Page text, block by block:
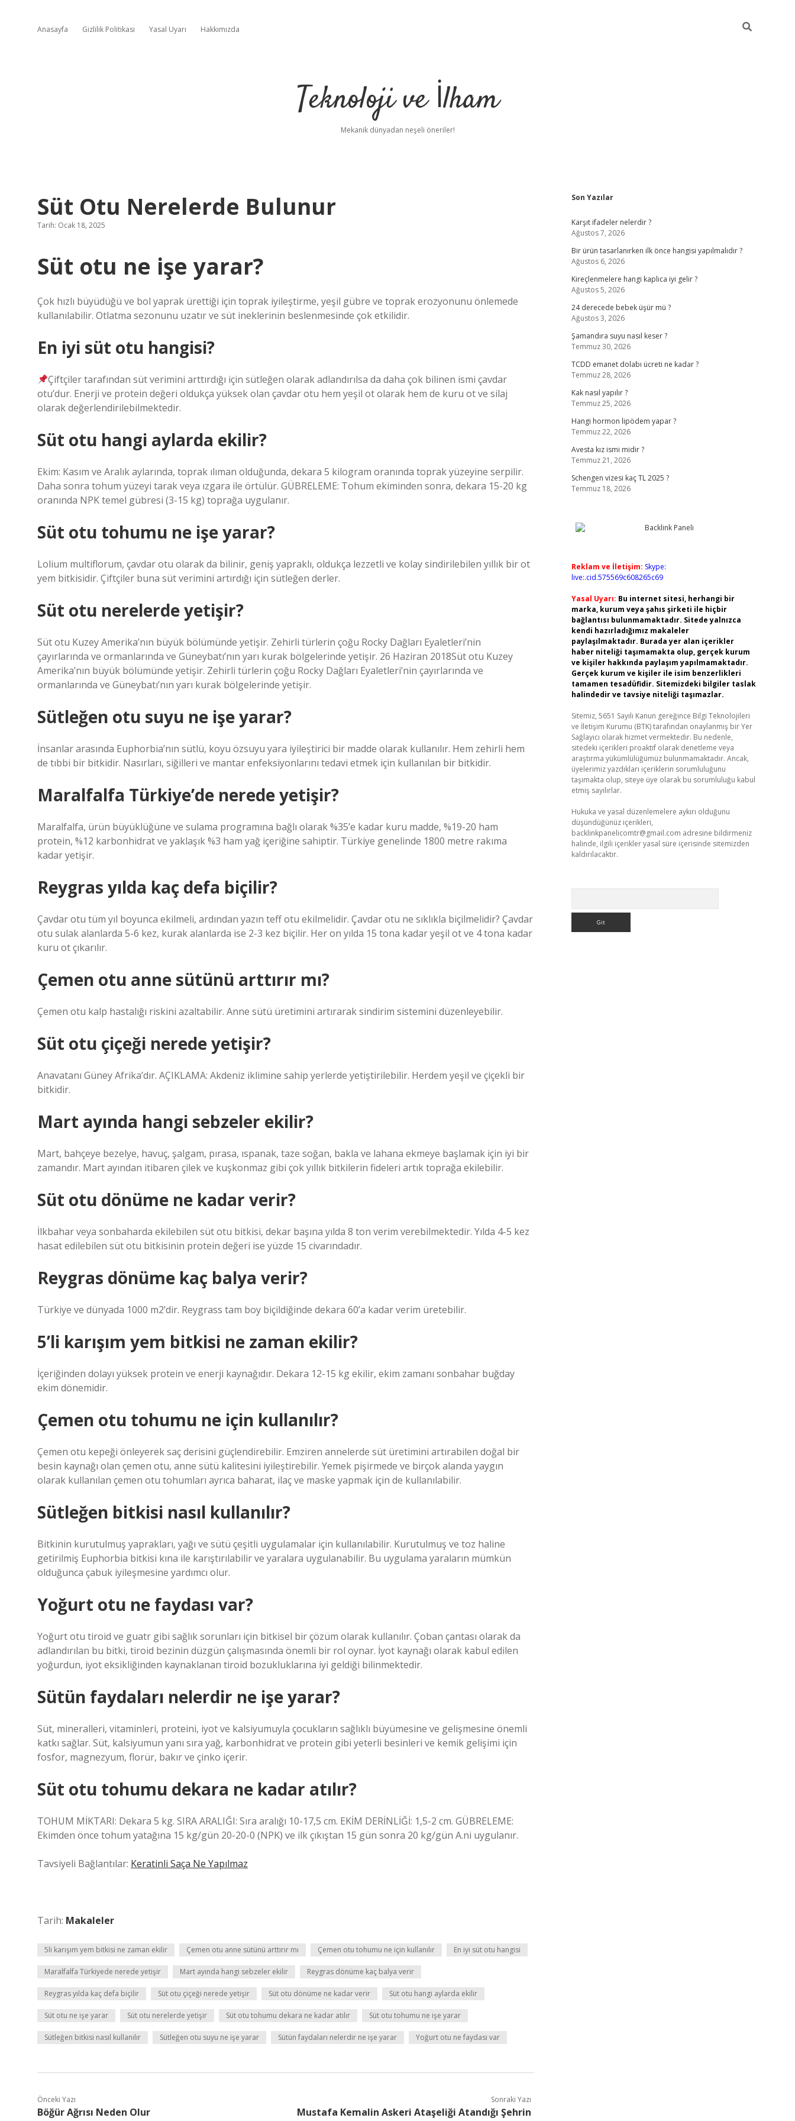
Anasayfa Gizlilik Politikası Yasal Uyarı Hakkımızda
Teknoloji ve İlham
Mekanik dünyadan neşeli öneriler!
Süt Otu Nerelerde Bulunur
Tarih: Ocak 18, 2025
Süt otu ne işe yarar?
Çok hızlı büyüdüğü ve bol yaprak ürettiği için toprak iyileştirme, yeşil gübre ve toprak erozyonunu önlemede
kullanılabilir. Otlatma sezonunu uzatır ve süt ineklerinin beslenmesinde çok etkilidir.
En iyi süt otu hangisi?
Çiftçiler tarafından süt verimini arttırdığı için sütleğen olarak adlandırılsa da daha çok bilinen ismi çavdar
otu’dur. Enerji ve protein değeri oldukça yüksek olan çavdar otu hem yeşil ot olarak hem de kuru ot ve silaj
olarak değerlendirilebilmektedir.
Süt otu hangi aylarda ekilir?
Ekim: Kasım ve Aralık aylarında, toprak ılıman olduğunda, dekara 5 kilogram oranında toprak yüzeyine serpilir.
Daha sonra tohum yüzeyi tarak veya ızgara ile örtülür. GÜBRELEME: Tohum ekiminden sonra, dekara 15-20 kg
oranında NPK temel gübresi (3-15 kg) toprağa uygulanır.
Süt otu tohumu ne işe yarar?
Lolium multiflorum, çavdar otu olarak da bilinir, geniş yapraklı, oldukça lezzetli ve kolay sindirilebilen yıllık bir ot
yem bitkisidir. Çiftçiler buna süt verimini artırdığı için sütleğen derler.
Süt otu nerelerde yetişir?
Süt otu Kuzey Amerika’nın büyük bölümünde yetişir. Zehirli türlerin çoğu Rocky Dağları Eyaletleri’nin
çayırlarında ve ormanlarında ve Güneybatı’nın yarı kurak bölgelerinde yetişir. 26 Haziran 2018Süt otu Kuzey
Amerika’nın büyük bölümünde yetişir. Zehirli türlerin çoğu Rocky Dağları Eyaletleri’nin çayırlarında ve
ormanlarında ve Güneybatı’nın yarı kurak bölgelerinde yetişir.
Sütleğen otu suyu ne işe yarar?
İnsanlar arasında Euphorbia’nın sütlü, koyu özsuyu yara iyileştirici bir madde olarak kullanılır. Hem zehirli hem
de tıbbi bir bitkidir. Nasırları, siğilleri ve mantar enfeksiyonlarını tedavi etmek için kullanılan bir bitkidir.
Maralfalfa Türkiye’de nerede yetişir?
Maralfalfa, ürün büyüklüğüne ve sulama programına bağlı olarak %35’e kadar kuru madde, %19-20 ham
protein, %12 karbonhidrat ve yaklaşık %3 ham yağ içeriğine sahiptir. Türkiye genelinde 1800 metre rakıma
kadar yetişir.
Reygras yılda kaç defa biçilir?
Çavdar otu tüm yıl boyunca ekilmeli, ardından yazın teff otu ekilmelidir. Çavdar otu ne sıklıkla biçilmelidir? Çavdar
otu sulak alanlarda 5-6 kez, kurak alanlarda ise 2-3 kez biçilir. Her on yılda 15 tona kadar yeşil ot ve 4 tona kadar
kuru ot çıkarılır.
Çemen otu anne sütünü arttırır mı?
Çemen otu kalp hastalığı riskini azaltabilir. Anne sütü üretimini artırarak sindirim sistemini düzenleyebilir.
Süt otu çiçeği nerede yetişir?
Anavatanı Güney Afrika’dır. AÇIKLAMA: Akdeniz iklimine sahip yerlerde yetiştirilebilir. Herdem yeşil ve çiçekli bir
bitkidir.
Mart ayında hangi sebzeler ekilir?
Mart, bahçeye bezelye, havuç, şalgam, pırasa, ıspanak, taze soğan, bakla ve lahana ekmeye başlamak için iyi bir
zamandır. Mart ayından itibaren çilek ve kuşkonmaz gibi çok yıllık bitkilerin fideleri artık toprağa ekilebilir.
Süt otu dönüme ne kadar verir?
İlkbahar veya sonbaharda ekilebilen süt otu bitkisi, dekar başına yılda 8 ton verim verebilmektedir. Yılda 4-5 kez
hasat edilebilen süt otu bitkisinin protein değeri ise yüzde 15 civarındadır.
Reygras dönüme kaç balya verir?
Türkiye ve dünyada 1000 m2’dir. Reygrass tam boy biçildiğinde dekara 60’a kadar verim üretebilir.
5’li karışım yem bitkisi ne zaman ekilir?
İçeriğinden dolayı yüksek protein ve enerji kaynağıdır. Dekara 12-15 kg ekilir, ekim zamanı sonbahar buğday
ekim dönemidir.
Çemen otu tohumu ne için kullanılır?
Çemen otu kepeği önleyerek saç derisini güçlendirebilir. Emziren annelerde süt üretimini artırabilen doğal bir
besin kaynağı olan çemen otu, anne sütü kalitesini iyileştirebilir. Yemek pişirmede ve birçok alanda yaygın
olarak kullanılan çemen otu tohumları ayrıca baharat, ilaç ve maske yapmak için de kullanılabilir.
Sütleğen bitkisi nasıl kullanılır?
Bitkinin kurutulmuş yaprakları, yağı ve sütü çeşitli uygulamalar için kullanılabilir. Kurutulmuş ve toz haline
getirilmiş Euphorbia bitkisi kına ile karıştırılabilir ve yaralara uygulanabilir. Bu uygulama yaraların mümkün
olduğunca çabuk iyileşmesine yardımcı olur.
Yoğurt otu ne faydası var?
Yoğurt otu tiroid ve guatr gibi sağlık sorunları için bitkisel bir çözüm olarak kullanılır. Çoban çantası olarak da
adlandırılan bu bitki, tiroid bezinin düzgün çalışmasında önemli bir rol oynar. İyot kaynağı olarak kabul edilen
yoğurdun, iyot eksikliğinden kaynaklanan tiroid bozukluklarına iyi geldiği bilinmektedir.
Sütün faydaları nelerdir ne işe yarar?
Süt, mineralleri, vitaminleri, proteini, iyot ve kalsiyumuyla çocukların sağlıklı büyümesine ve gelişmesine önemli
katkı sağlar. Süt, kalsiyumun yanı sıra yağ, karbonhidrat ve protein gibi yeterli besinleri ve kemik gelişimi için
fosfor, magnezyum, florür, bakır ve çinko içerir.
Süt otu tohumu dekara ne kadar atılır?
TOHUM MİKTARI: Dekara 5 kg. SIRA ARALIĞI: Sıra aralığı 10-17,5 cm. EKİM DERİNLİĞİ: 1,5-2 cm. GÜBRELEME:
Ekimden önce tohum yatağına 15 kg/gün 20-20-0 (NPK) ve ilk çıkıştan 15 gün sonra 20 kg/gün A.ni uygulanır.
Tavsiyeli Bağlantılar: Keratinli Saça Ne Yapılmaz
Tarih: Makaleler
5li karışım yem bitkisi ne zaman ekilir Çemen otu anne sütünü arttırır mı Çemen otu tohumu ne için kullanılır En iyi süt otu hangisi
Maralfalfa Türkiyede nerede yetişir Mart ayında hangi sebzeler ekilir Reygras dönüme kaç balya verir
Reygras yılda kaç defa biçilir Süt otu çiçeği nerede yetişir Süt otu dönüme ne kadar verir Süt otu hangi aylarda ekilir
Süt otu ne işe yarar Süt otu nerelerde yetişir Süt otu tohumu dekara ne kadar atılır Süt otu tohumu ne işe yarar
Sütleğen bitkisi nasıl kullanılır Sütleğen otu suyu ne işe yarar Sütün faydaları nelerdir ne işe yarar Yoğurt otu ne faydası var
Önceki Yazı
Böğür Ağrısı Neden Olur
Sonraki Yazı
Mustafa Kemalin Askeri Ataşeliği Atandığı Şehrin
Sidebar
Son Yazılar
Karşıt ifadeler nelerdir ?
Ağustos 7, 2026
Bir ürün tasarlanırken ilk önce hangisi yapılmalıdır ?
Ağustos 6, 2026
Kireçlenmelere hangi kaplıca iyi gelir ?
Ağustos 5, 2026
24 derecede bebek üşür mü ?
Ağustos 3, 2026
Şamandıra suyu nasıl keser ?
Temmuz 30, 2026
TCDD emanet dolabı ücreti ne kadar ?
Temmuz 28, 2026
Kak nasıl yapılır ?
Temmuz 25, 2026
Hangi hormon lipödem yapar ?
Temmuz 22, 2026
Avesta kız ismi midir ?
Temmuz 21, 2026
Schengen vizesi kaç TL 2025 ?
Temmuz 18, 2026
Reklam ve İletişim: Skype:
live:.cid.575569c608265c69
Yasal Uyarı: Bu internet sitesi, herhangi bir
marka, kurum veya şahıs şirketi ile hiçbir
bağlantısı bulunmamaktadır. Sitede yalnızca
kendi hazırladığımız makaleler
paylaşılmaktadır. Burada yer alan içerikler
haber niteliği taşımamakta olup, gerçek kurum
ve kişiler hakkında paylaşım yapılmamaktadır.
Gerçek kurum ve kişiler ile isim benzerlikleri
tamamen tesadüfidir. Sitemizdeki bilgiler taslak
halindedir ve tavsiye niteliği taşımazlar.
Sitemiz, 5651 Sayılı Kanun gereğince Bilgi Teknolojileri
ve İletişim Kurumu (BTK) tarafından onaylanmış bir Yer
Sağlayıcı olarak hizmet vermektedir. Bu nedenle,
sitedeki içerikleri proaktif olarak denetleme veya
araştırma yükümlülüğümüz bulunmamaktadır. Ancak,
üyelerimiz yazdıkları içeriklerin sorumluluğunu
taşımakta olup, siteye üye olarak bu sorumluluğu kabul
etmiş sayılırlar.
Hukuka ve yasal düzenlemelere aykırı olduğunu
düşündüğünüz içerikleri,
backlinkpanelicomtr@gmail.com adresine bildirmeniz
halinde, ilgili içerikler yasal süre içerisinde sitemizden
kaldırılacaktır.